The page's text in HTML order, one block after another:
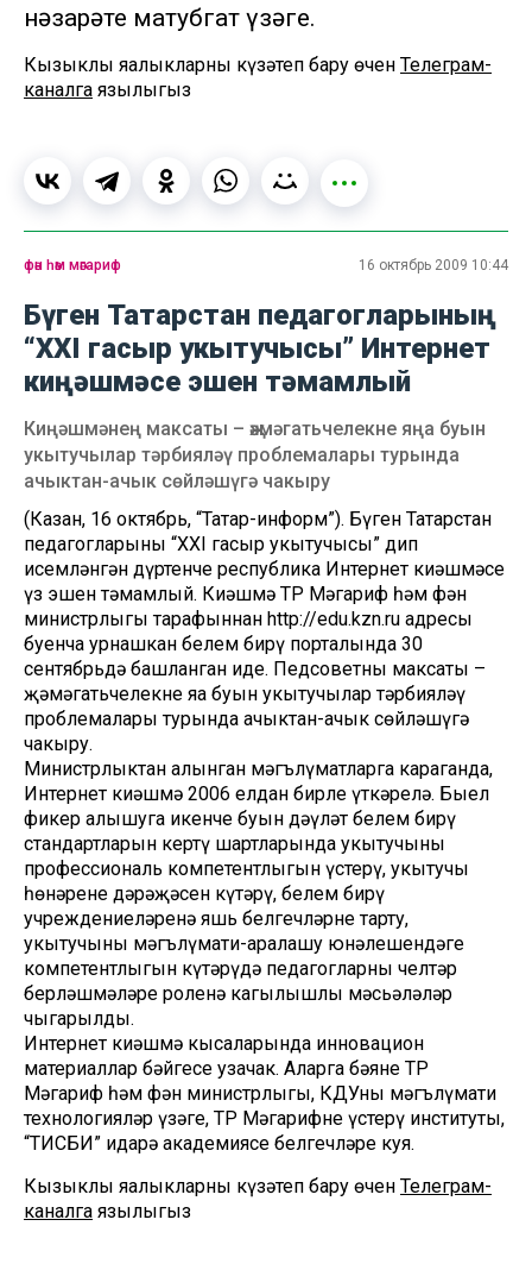
нәзарәте матубгат үзәге.
Кызыклы яңалыкларны күзәтеп бару өчен Телеграм-
каналга язылыгыз
фән һәм мәгариф 16 октябрь 2009 10:44
Бүген Татарстан педагогларының
“XXI гасыр укытучысы” Интернет
киңәшмәсе эшен тәмамлый
Киңәшмәнең максаты – җәмәгатьчелекне яңа буын
укытучылар тәрбияләү проблемалары турында
ачыктан-ачык сөйләшүгә чакыру
(Казан, 16 октябрь, “Татар-информ”). Бүген Татарстан
педагогларының “XXI гасыр укытучысы” дип
исемләнгән дүртенче республика Интернет киңәшмәсе
үз эшен тәмамлый. Киңәшмә ТР Мәгариф һәм фән
министрлыгы тарафыннан http://edu.kzn.ru адресы
буенча урнашкан белем бирү порталында 30
сентябрьдә башланган иде. Педсоветның максаты –
җәмәгатьчелекне яңа буын укытучылар тәрбияләү
проблемалары турында ачыктан-ачык сөйләшүгә
чакыру.
Министрлыктан алынган мәгълүматларга караганда,
Интернет киңәшмә 2006 елдан бирле үткәрелә. Быел
фикер алышуга икенче буын дәүләт белем бирү
стандартларын кертү шартларында укытучының
профессиональ компетентлыгын үстерү, укытучы
һөнәренең дәрәҗәсен күтәрү, белем бирү
учреждениеләренә яшь белгечләрне тарту,
укытучының мәгълүмати-аралашу юнәлешендәге
компетентлыгын күтәрүдә педагогларның челтәр
берләшмәләре роленә кагылышлы мәсьәләләр
чыгарылды.
Интернет киңәшмә кысаларында инновацион
материаллар бәйгесе узачак. Аларга бәяне ТР
Мәгариф һәм фән министрлыгы, КДУның мәгълүмати
технологияләр үзәге, ТР Мәгарифне үстерү институты,
“ТИСБИ” идарә академиясе белгечләре куя.
Кызыклы яңалыкларны күзәтеп бару өчен Телеграм-
каналга язылыгыз